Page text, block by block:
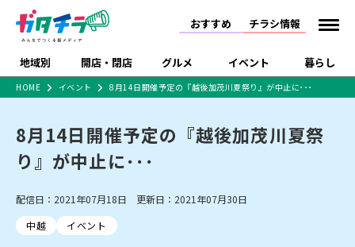
おすすめ チラシ情報
地域別 開店・閉店 グルメ イベント 暮らし
新潟市 下越
開店 閉店
新潟市・開店
新潟市・閉店
ラーメン 現地レポート
体験・販売 祭り・伝統行事
施設・ショップ
住宅メーカー・工務
食品メーカー・県産
品
セツコママ ランキング
ショッピングモール・
HOME イベント 8月14日開催予定の『越後加茂川夏祭り』が中止に･･･
8月14日開催予定の『越後加茂川夏祭
り』が中止に･･･
配信日：2021年07月18日 更新日：2021年07月30日
中越
イベント